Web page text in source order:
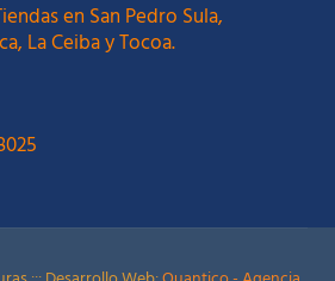
en San Pedro Sula,
La Ceiba y Tocoa.